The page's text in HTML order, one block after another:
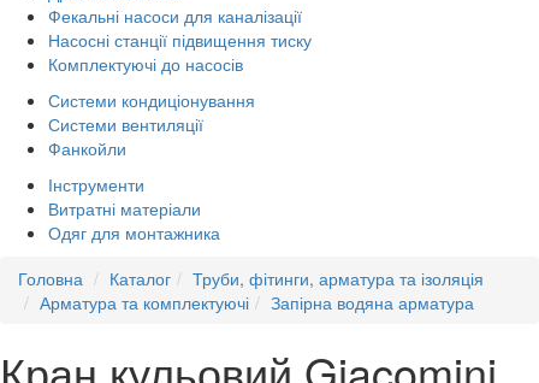
Фекальні насоси для каналізації
Насосні станції підвищення тиску
Комплектуючі до насосів
Системи кондиціонування
Системи вентиляції
Фанкойли
Інструменти
Витратні матеріали
Одяг для монтажника
Головна
Каталог
Труби, фітинги, арматура та ізоляція
Арматура та комплектуючі
Запірна водяна арматура